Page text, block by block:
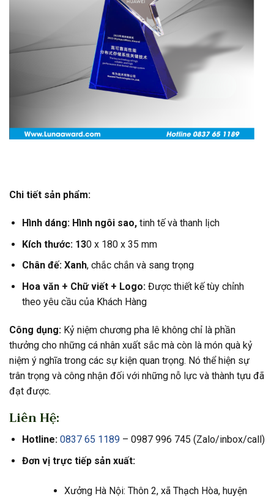
Chi tiết sản phẩm:
Hình dáng: Hình ngôi sao,tinh tế và thanh lịch
Kích thước: 130 x 180 x 35 mm
Chân đế: Xanh, chắc chắn và sang trọng
Hoa văn + Chữ viết + Logo:Được thiết kế tùy chỉnh
theo yêu cầu của Khách Hàng
Công dụng: Kỷ niệm chương pha lê không chỉ là phần
thưởng cho những cá nhân xuất sắc mà còn là món quà kỷ
niệm ý nghĩa trong các sự kiện quan trọng. Nó thể hiện sự
trân trọng và công nhận đối với những nỗ lực và thành tựu đã
đạt được.
Liên Hệ:
Hotline: 0837 65 1189– 0987 996 745 (Zalo/inbox/call)
Đơn vị trực tiếp sản xuất:
Xưởng Hà Nội: Thôn 2, xã Thạch Hòa, huyện